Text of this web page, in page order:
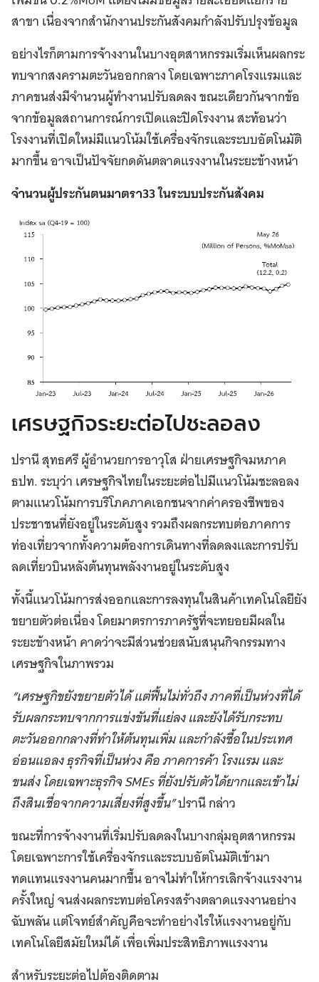
สาขา เนื่องจากสำนักงานประกันสังคมกำลังปรับปรุงข้อมูล
อย่างไรก็ตามการจ้างงานในบางอุตสาหกรรมเริ่มเห็นผลกระ
ทบจากสงครามตะวันออกกลาง โดยเฉพาะภาคโรงแรมและ
ภาคขนส่งมีจำนวนผู้ทำงานปรับลดลง ขณะเดียวกันจากข้อ
จากข้อมูลสถานการณ์การเปิดและปิดโรงงาน สะท้อนว่า
โรงงานที่เปิดใหม่มีแนวโน้มใช้เครื่องจักรและระบบอัตโนมัติ
มากขึ้น อาจเป็นปัจจัยกดดันตลาดแรงงานในระยะข้างหน้า
จำนวนผู้ประกันตนมาตรา33 ในระบบประกันสังคม
เศรษฐกิจระยะต่อไปชะลอลง
ปรานี สุทธศรี ผู้อำนวยการอาวุโส ฝ่ายเศรษฐกิจมหภาค
ธปท. ระบุว่า เศรษฐกิจไทยในระยะต่อไปมีแนวโน้มชะลอลง
ตามแนวโน้มการบริโภคภาคเอกชนจากค่าครองชีพของ
ประชาชนที่ยังอยู่ในระดับสูง รวมถึงผลกระทบต่อภาคการ
ท่องเที่ยวจากทั้งความต้องการเดินทางที่ลดลงและการปรับ
ลดเที่ยวบินหลังต้นทุนพลังงานอยู่ในระดับสูง
ทั้งนี้แนวโน้มการส่งออกและการลงทุนในสินค้าเทคโนโลยียัง
ขยายตัวต่อเนื่อง โดยมาตรการภาครัฐที่จะทยอยมีผลใน
ระยะข้างหน้า คาดว่าจะมีส่วนช่วยสนับสนุนกิจกรรมทาง
เศรษฐกิจในภาพรวม
“เศรษฐกิขยังขยายตัวได้ แต่ฟื้นไม่ทั่วถึง ภาคที่เป็นห่วงที่ได้
รับผลกระทบจากการแข่งขันที่แย่ลง และยังได้รับกระทบ
ตะวันออกกลางที่ทำให้ต้นทุนเพิ่ม และกำลังซื้อในประเทศ
อ่อนแอลง ธุรกิจที่เป็นห่วง คือ ภาคการค้า โรงแรม และ
ขนส่ง โดยเฉพาะธุรกิจ SMEs ที่ยังปรับตัวได้ยากและเข้าไม่
ถึงสินเชื่อจากความเสี่ยงที่สูงขึ้น”ปรานี กล่าว
ขณะที่การจ้างงานที่เริ่มปรับลดลงในบางกลุ่มอุตสาหกรรม
โดยเฉพาะการใช้เครื่องจักรและระบบอัตโนมัติเข้ามา
ทดแทนแรงงานคนมากขึ้น อาจไม่ทำให้การเลิกจ้างแรงงาน
ครั้งใหญ่ จนส่งผลกระทบต่อโครงสร้างตลาดแรงงานอย่าง
ฉับพลัน แต่โจทย์สำคัญคือจะทำอย่างไรให้แรงงานอยู่กับ
เทคโนโลยีสมัยใหม่ได้ เพื่อเพิ่มประสิทธิภาพแรงงาน
สำหรับระยะต่อไปต้องติดตาม